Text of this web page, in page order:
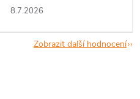
8.7.2026
Zobrazit další hodnocení